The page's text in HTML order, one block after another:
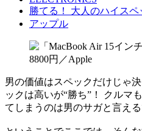
勝てる！ 大人のハイスペ
アップル
男の価値はスペックだけじゃ
ックは高いが“勝ち”！ クルマ
てしまうのは男のサガと言える